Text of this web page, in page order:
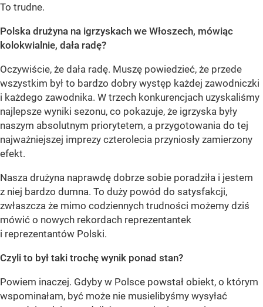
To trudne.
Polska drużyna na igrzyskach we Włoszech, mówiąc
kolokwialnie, dała radę?
Oczywiście, że dała radę. Muszę powiedzieć, że przede
wszystkim był to bardzo dobry występ każdej zawodniczki
i każdego zawodnika. W trzech konkurencjach uzyskaliśmy
najlepsze wyniki sezonu, co pokazuje, że igrzyska były
naszym absolutnym priorytetem, a przygotowania do tej
najważniejszej imprezy czterolecia przyniosły zamierzony
efekt.
Nasza drużyna naprawdę dobrze sobie poradziła i jestem
z niej bardzo dumna. To duży powód do satysfakcji,
zwłaszcza że mimo codziennych trudności możemy dziś
mówić o nowych rekordach reprezentantek
i reprezentantów Polski.
Czyli to był taki trochę wynik ponad stan?
Powiem inaczej. Gdyby w Polsce powstał obiekt, o którym
wspominałam, być może nie musielibyśmy wysyłać